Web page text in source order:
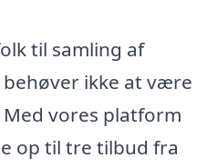
til samling af
ikke at være
vores platform
op til tre tilbud fra